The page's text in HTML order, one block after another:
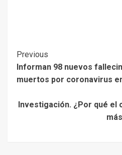
Previous
Informan 98 nuevos
muertos por coronavirus
Investigación. ¿Por qué